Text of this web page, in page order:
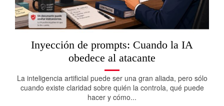
Inyección de prompts: Cuando la IA
obedece al atacante
La inteligencia artificial puede ser una gran aliada, pero sólo
cuando existe claridad sobre quién la controla, qué puede
hacer y cómo...